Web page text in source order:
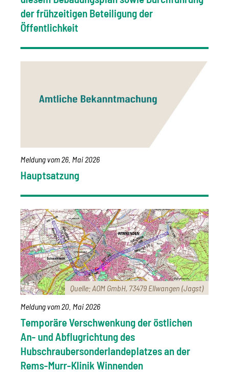
der frühzeitigen Beteiligung der
Öffentlichkeit
Meldung vom 26. Mai 2026
Hauptsatzung
Quelle: AOM GmbH, 73479 Ellwangen (Jagst)
Meldung vom 20. Mai 2026
Temporäre Verschwenkung der östlichen
An- und Abflugrichtung des
Hubschraubersonderlandeplatzes an der
Rems-Murr-Klinik Winnenden